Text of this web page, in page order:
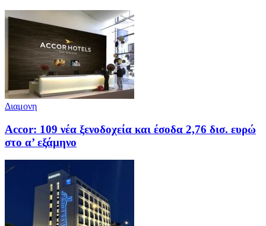
Διαμονη
Accor: 109 νέα ξενοδοχεία και έσοδα 2,76 δισ. ευρώ
στο α’ εξάμηνο